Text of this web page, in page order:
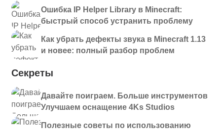
Ошибка IP Helper Library в Minecraft:
быстрый способ устранить проблему
Как убрать дефекты звука в Minecraft 1.13
и новее: полный разбор проблем
Секреты
Давайте поиграем. Больше инструментов
Улучшаем оснащение 4Ks Studios
Полезные советы по использованию